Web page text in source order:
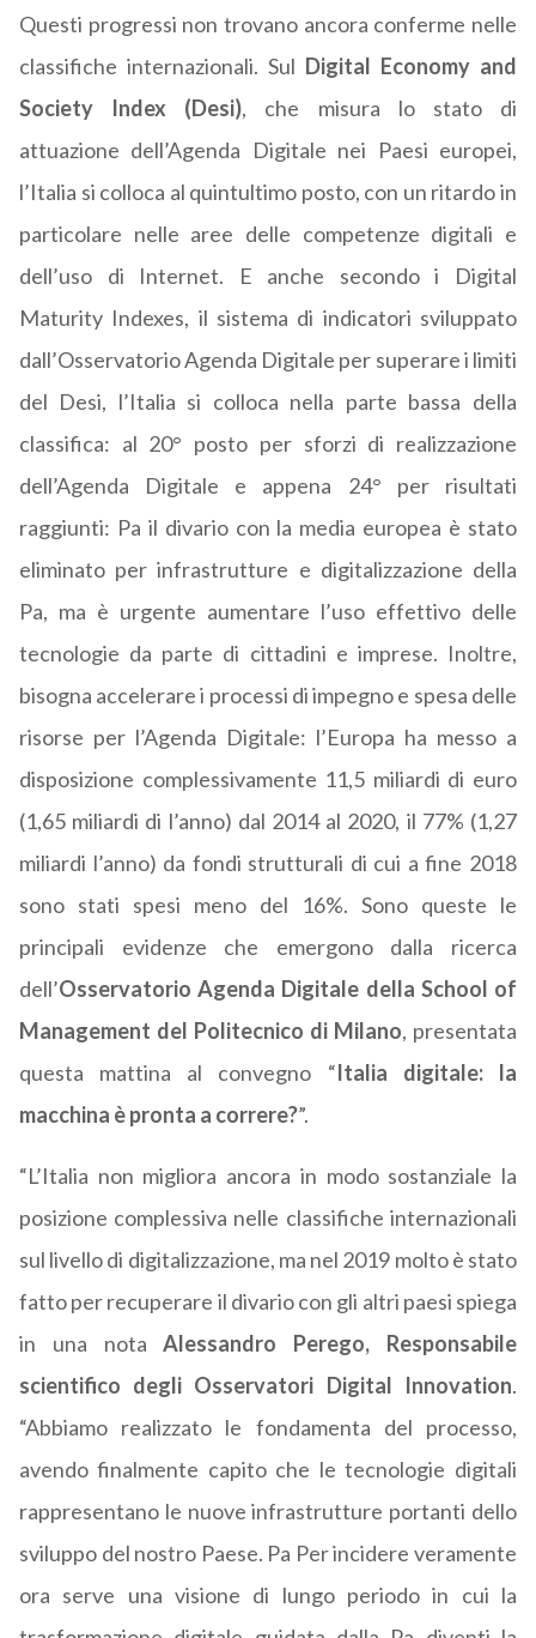
Questi progressi non trovano ancora conferme nelle
classifiche internazionali. Sul Digital Economy and
Society Index (Desi), che misura lo stato di
attuazione dell’Agenda Digitale nei Paesi europei,
l’Italia si colloca al quintultimo posto, con un ritardo in
particolare nelle aree delle competenze digitali e
dell’uso di Internet. E anche secondo i Digital
Maturity Indexes, il sistema di indicatori sviluppato
dall’Osservatorio Agenda Digitale per superare i limiti
del Desi, l’Italia si colloca nella parte bassa della
classifica: al 20° posto per sforzi di realizzazione
dell’Agenda Digitale e appena 24° per risultati
raggiunti: Pa il divario con la media europea è stato
eliminato per infrastrutture e digitalizzazione della
Pa, ma è urgente aumentare l’uso effettivo delle
tecnologie da parte di cittadini e imprese. Inoltre,
bisogna accelerare i processi di impegno e spesa delle
risorse per l’Agenda Digitale: l’Europa ha messo a
disposizione complessivamente 11,5 miliardi di euro
(1,65 miliardi di l’anno) dal 2014 al 2020, il 77% (1,27
miliardi l’anno) da fondi strutturali di cui a fine 2018
sono stati spesi meno del 16%. Sono queste le
principali evidenze che emergono dalla ricerca
dell’Osservatorio Agenda Digitale della School of
Management del Politecnico di Milano, presentata
questa mattina al convegno “Italia digitale: la
macchina è pronta a correre?”.
“L’Italia non migliora ancora in modo sostanziale la
posizione complessiva nelle classifiche internazionali
sul livello di digitalizzazione, ma nel 2019 molto è stato
fatto per recuperare il divario con gli altri paesi spiega
in una notaAlessandro Perego, Responsabile
scientifico degli Osservatori Digital Innovation.
“Abbiamo realizzato le fondamenta del processo,
avendo finalmente capito che le tecnologie digitali
rappresentano le nuove infrastrutture portanti dello
sviluppo del nostro Paese. Pa Per incidere veramente
ora serve una visione di lungo periodo in cui la